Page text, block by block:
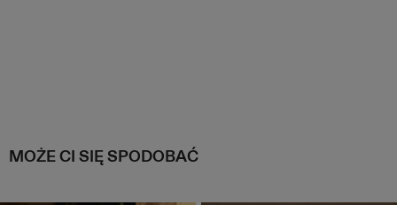
MOŻE CI SIĘ SPODOBAĆ